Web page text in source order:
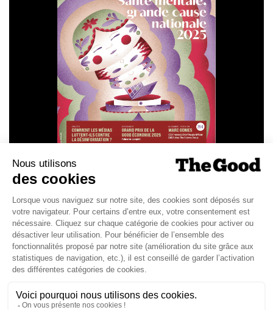
SANTÉ MENTALE, GRANDE
CAUSE NATIONALE 2025
Dans ce numéro, enquête : Comment les
médias luttent-ils contre la désinformation ? |
Palmarès complet du Grand Prix de la Good
Économie 2025 | La grande interview de Marc
Gomes, CEO France & Chief People Officer